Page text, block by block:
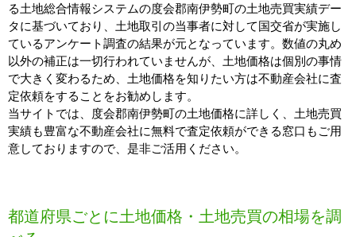
る土地総合情報システムの度会郡南伊勢町の土地売買実績デー
タに基づいており、土地取引の当事者に対して国交省が実施し
ているアンケート調査の結果が元となっています。数値の丸め
以外の補正は一切行われていませんが、土地価格は個別の事情
で大きく変わるため、土地価格を知りたい方は不動産会社に査
定依頼をすることをお勧めします。
当サイトでは、度会郡南伊勢町の土地価格に詳しく、土地売買
実績も豊富な不動産会社に無料で査定依頼ができる窓口もご用
意しておりますので、是非ご活用ください。
都道府県ごとに土地価格・土地売買の相場を調